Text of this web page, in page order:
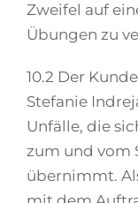
Zweifel auf
Übungen zu
10.2 Der
Stefanie
Unfälle, die
zum und vom
übernimmt.